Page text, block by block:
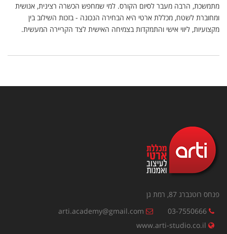
מתמשכת, הרבה מעבר לסיום הקורס. למי שמחפש הכשרה רצינית, אנושית
ומחוברת לשטח, מכללת ארטי היא הבחירה הנכונה - בזכות השילוב בין
מקצועיות, ליווי אישי והתמקדות בצמיחה האישית לצד הקריירה המעשית.
פנחס רוטנברג 87, רמת גן
03-7550666
arti.academy@gmail.com
www.arti-studio.co.il